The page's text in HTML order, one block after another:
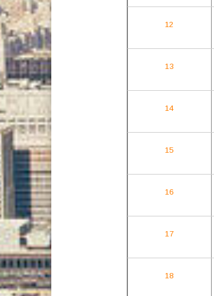
12
13
14
15
16
17
18